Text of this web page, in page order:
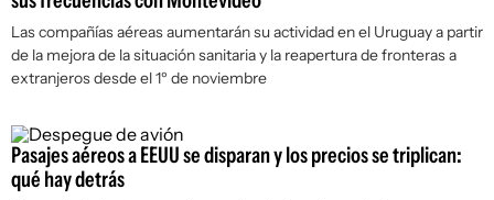
Las compañías aéreas aumentarán su actividad en el Uruguay a partir
de la mejora de la situación sanitaria y la reapertura de fronteras a
extranjeros desde el 1º de noviembre
Pasajes aéreos a EEUU se disparan y los precios se triplican:
qué hay detrás